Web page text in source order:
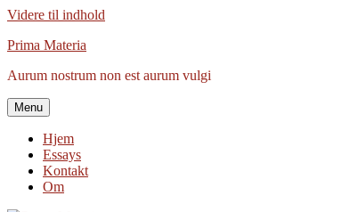
Videre til indhold
Prima Materia
Aurum nostrum non est aurum vulgi
Menu
Hjem
Essays
Kontakt
Om